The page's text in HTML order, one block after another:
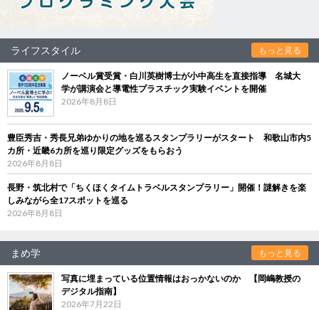
ライフスタイル もっと見る
ノーベル賞受賞・白川英樹博士が小中高生を直接指導 名城大
学が講演会と導電性プラスチック実験イベントを開催
2026年8月8日
豊臣秀吉・秀長兄弟ゆかりの地を巡るスタンプラリーがスタート 和歌山市内5
カ所・近畿6カ所を巡り限定グッズをもらおう
2026年8月8日
長野・筑北村で「ちくほくタイムトラベルスタンプラリー」開催！謎解きを楽
しみながら全17スポットを巡る
2026年8月8日
まめ学 もっと見る
写真に埋まっている位置情報はおっかないのか 【岡嶋教授の
デジタル指南】
2026年7月22日